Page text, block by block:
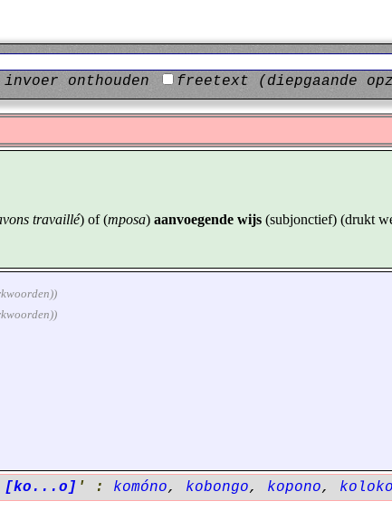
invoer onthouden
freetext (diepgaande
travaillé) of (mposa) aanvoegende wijs (subjonctief) (drukt
[ko...o] ' : komóno, kobongo, kopono,